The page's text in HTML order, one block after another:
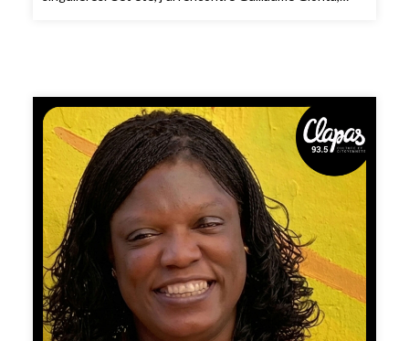
Tout au long de l´année, de nombreuses occasions
permettent d´apprécier ce joyau classé monument
historique - notamment chaque année, le Festival
International d´Orgue, un rendez-vous exceptionnel qui
offre, chaque samedi de juin à septembre, des concerts
gratuits réunissant des organistes venus du monde
entier. Laissons-nous guider par l´oreille musicale de
Guillaume Gionta. 📻 Pour ne manquer aucun nouvel
épisode de «Ma Vie en Rose», abonnez-vous dès
maintenant sur votre plateforme de podcasts préférée.
Chaque semaine, laissez-vous porter par un nouveau
portrait sonore pour nourrir une vie plus positive,
constructive et créative.Si ce podcast vous plaît, pensez
à le partager autour de vous : c’est le meilleur moyen de